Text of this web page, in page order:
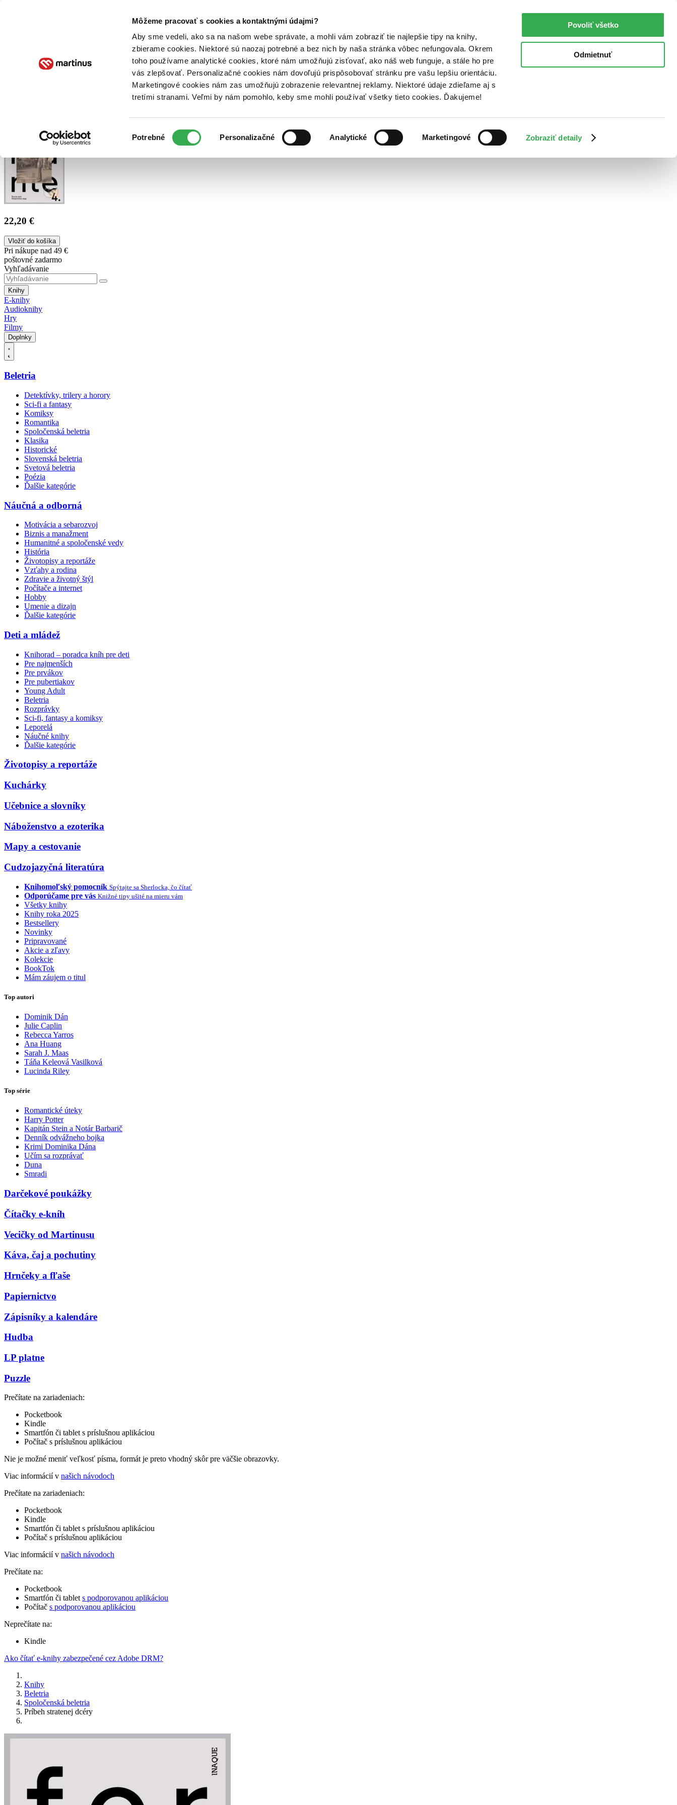
Môžeme pracovať s cookies a kontaktnými údajmi?
Aby sme vedeli, ako sa na našom webe správate, a mohli vám zobraziť tie najlepšie tipy na knihy,
zbierame cookies. Niektoré sú naozaj potrebné a bez nich by naša stránka vôbec nefungovala. Okrem
toho používame analytické cookies, ktoré nám umožňujú zisťovať, ako náš web funguje, a stále ho pre
vás zlepšovať. Personalizačné cookies nám dovoľujú prispôsobovať stránku pre vašu lepšiu orientáciu.
Marketingové cookies nám zas umožňujú zobrazenie relevantnej reklamy. Niektoré údaje zdieľame aj s
tretími stranami. Veľmi by nám pomohlo, keby sme mohli používať všetky tieto cookies. Ďakujeme!
súhlasu
Potrebné Personalizačné Analytické Marketingové Zobraziť detaily
Povoliť všetko
Odmietnuť
Poukážky Kontakt
22,20 €
Vložiť do košíka
Pri nákupe nad 49 €
poštovné zadarmo
Vyhľadávanie
Knihy
E-knihy
Audioknihy
Hry
Filmy
Doplnky
Beletria
Detektívky, trilery a horory
Sci-fi a fantasy
Komiksy
Romantika
Spoločenská beletria
Klasika
Historické
Slovenská beletria
Svetová beletria
Poézia
Ďalšie kategórie
Náučná a odborná
Motivácia a sebarozvoj
Biznis a manažment
Humanitné a spoločenské vedy
História
Životopisy a reportáže
Vzťahy a rodina
Zdravie a životný štýl
Počítače a internet
Hobby
Umenie a dizajn
Ďalšie kategórie
Deti a mládež
Knihorad – poradca kníh pre deti
Pre najmenších
Pre prvákov
Pre pubertiakov
Young Adult
Beletria
Rozprávky
Sci-fi, fantasy a komiksy
Leporelá
Náučné knihy
Ďalšie kategórie
Životopisy a reportáže
Kuchárky
Učebnice a slovníky
Náboženstvo a ezoterika
Mapy a cestovanie
Cudzojazyčná literatúra
Knihomoľský pomocník Spýtajte sa Sherlocka, čo čítať
Odporúčame pre vás Knižné tipy ušité na mieru vám
Všetky knihy
Knihy roka 2025
Bestsellery
Novinky
Pripravované
Akcie a zľavy
Kolekcie
BookTok
Mám záujem o titul
Top autori
Dominik Dán
Julie Caplin
Rebecca Yarros
Ana Huang
Sarah J. Maas
Táňa Keleová Vasilková
Lucinda Riley
Top série
Romantické úteky
Harry Potter
Kapitán Stein a Notár Barbarič
Denník odvážneho bojka
Krimi Dominika Dána
Učím sa rozprávať
Duna
Smradi
Darčekové poukážky
Čítačky e-kníh
Vecičky od Martinusu
Káva, čaj a pochutiny
Hrnčeky a fľaše
Papiernictvo
Zápisníky a kalendáre
Hudba
LP platne
Puzzle
Prečítate na zariadeniach:
Pocketbook
Kindle
Smartfón či tablet s príslušnou aplikáciou
Počítač s príslušnou aplikáciou
Nie je možné meniť veľkosť písma, formát je preto vhodný skôr pre väčšie obrazovky.
Viac informácií v našich návodoch
Prečítate na zariadeniach:
Pocketbook
Kindle
Smartfón či tablet s príslušnou aplikáciou
Počítač s príslušnou aplikáciou
Viac informácií v našich návodoch
Prečítate na:
Pocketbook
Smartfón či tablet s podporovanou aplikáciou
Počítač s podporovanou aplikáciou
Neprečítate na:
Kindle
Ako čítať e-knihy zabezpečené cez Adobe DRM?
Knihy
Beletria
Spoločenská beletria
Príbeh stratenej dcéry